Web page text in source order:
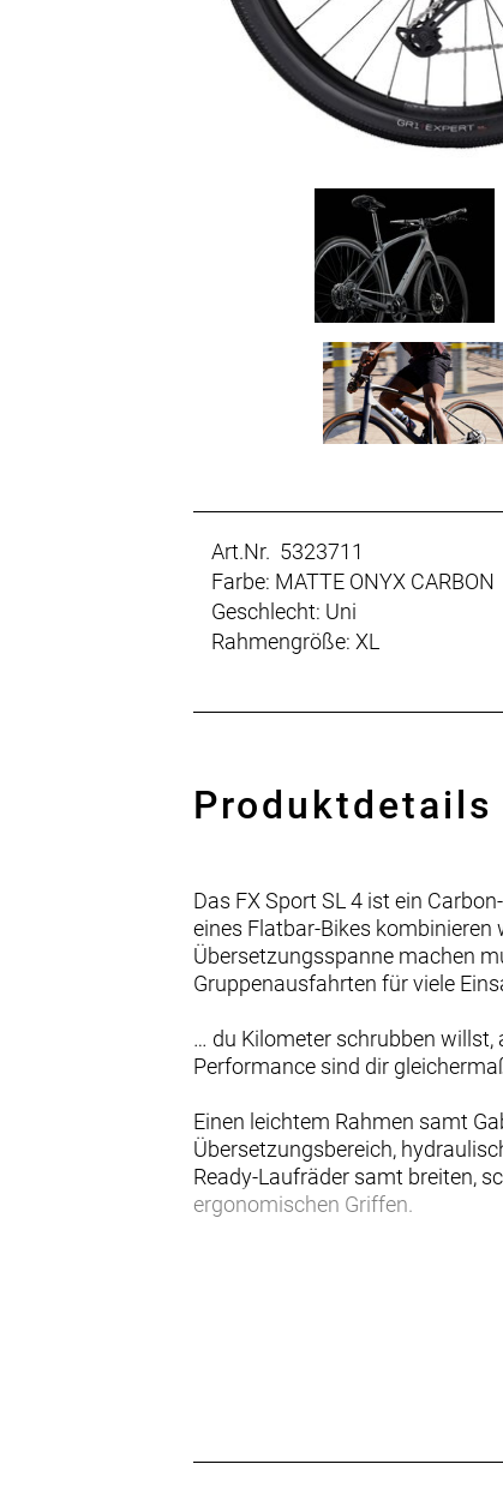
Art.Nr. 5323711
Farbe: MATTE ONYX CARBON
Geschlecht: Uni
Rahmengröße: XL
Produktdetails
Das FX Sport SL 4 ist ein
eines Flatbar-Bikes kombinieren
Übersetzungsspanne machen
Gruppenausfahrten für viele
… du Kilometer schrubben willst,
Performance sind dir
Einen leichtem Rahmen samt
Übersetzungsbereich,
Ready-Laufräder samt breiten,
ergonomischen Griffen.
- Der 1x-Antrieb kombiniert
- Du bekommst die überlegene
- Platz da! Dieses Fitnessbike